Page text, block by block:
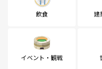
飲食 建
イベント・観戦